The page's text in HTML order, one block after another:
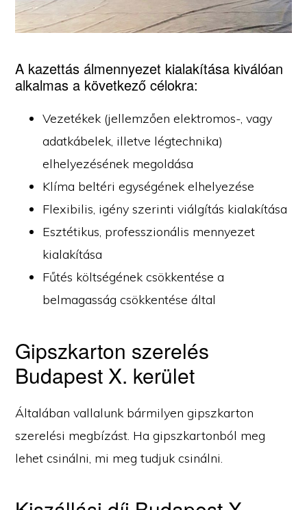
A kazettás álmennyezet kialakítása kiválóan
alkalmas a következő célokra:
Vezetékek (jellemzően elektromos-, vagy
adatkábelek, illetve légtechnika)
elhelyezésének megoldása
Klíma beltéri egységének elhelyezése
Flexibilis, igény szerinti viálgítás kialakítása
Esztétikus, professzionális mennyezet
kialakítása
Fűtés költségének csökkentése a
belmagasság csökkentése által
Gipszkarton szerelés
Budapest X. kerület
Általában vallalunk bármilyen gipszkarton
szerelési megbízást. Ha gipszkartonból meg
lehet csinálni, mi meg tudjuk csinálni.